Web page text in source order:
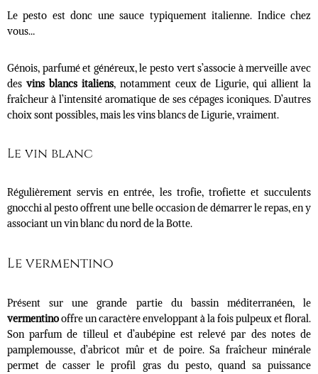
Le pesto est donc une sauce typiquement italienne. Indice chez
vous…
Génois, parfumé et généreux, le pesto vert s’associe à merveille avec
des vins blancs italiens, notamment ceux de Ligurie, qui allient la
fraîcheur à l’intensité aromatique de ses cépages iconiques. D’autres
choix sont possibles, mais les vins blancs de Ligurie, vraiment.
Le vin blanc
Régulièrement servis en entrée, les trofie, trofiette et succulents
gnocchi al pesto offrent une belle occasion de démarrer le repas, en y
associant un vin blanc du nord de la Botte.
Le vermentino
Présent sur une grande partie du bassin méditerranéen, le
vermentinooffre un caractère enveloppant à la fois pulpeux et floral.
Son parfum de tilleul et d’aubépine est relevé par des notes de
pamplemousse, d’abricot mûr et de poire. Sa fraîcheur minérale
permet de casser le profil gras du pesto, quand sa puissance